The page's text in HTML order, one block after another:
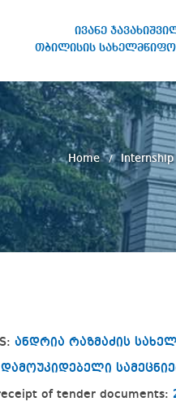
ივანე
თბილისის სახელმწიფო
Home
ანდრია რაზმაძის
დამოუკიდებელი
of tender documents: